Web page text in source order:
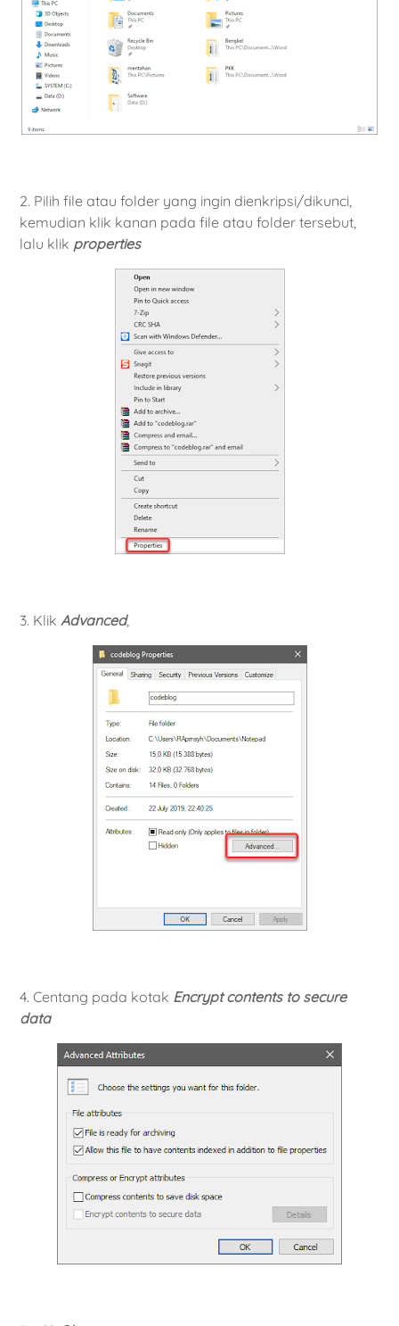
2. Pilih file atau folder yang ingin dienkripsi/dikunci,
kemudian klik kanan pada file atau folder tersebut,
lalu klik properties
3. Klik Advanced,
4. Centang pada kotak Encrypt contents to secure
data